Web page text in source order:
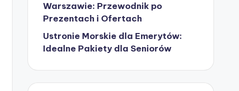
Warszawie: Przewodnik po
Prezentach i Ofertach
Ustronie Morskie dla Emerytów:
Idealne Pakiety dla Seniorów